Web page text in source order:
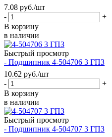
7.08 руб./шт
-
+
В корзину
в наличии
Быстрый просмотр
- Подшипник 4-504706 3 ГПЗ
10.62 руб./шт
-
+
В корзину
в наличии
Быстрый просмотр
- Подшипник 4-504707 3 ГПЗ